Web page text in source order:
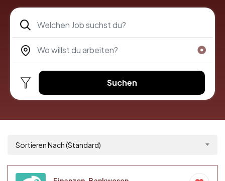
Suchen
Sortieren Nach (Standard)